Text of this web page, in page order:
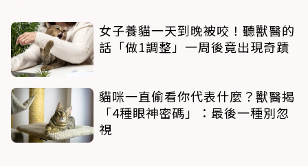
女子養貓一天到晚被咬！聽獸醫的
話「做1調整」一周後竟出現奇蹟
貓咪一直偷看你代表什麼？獸醫揭
「4種眼神密碼」：最後一種別忽
視